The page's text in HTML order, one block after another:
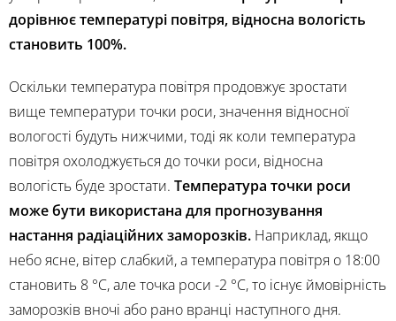
дорівнює температурі повітря, відносна вологість
становить 100%.
Оскільки температура повітря продовжує зростати
вище температури точки роси, значення відносної
вологості будуть нижчими, тоді як коли температура
повітря охолоджується до точки роси, відносна
вологість буде зростати. Температура точки роси
може бути використана для прогнозування
настання радіаційних заморозків. Наприклад, якщо
небо ясне, вітер слабкий, а температура повітря о 18:00
становить 8 °C, але точка роси -2 °C, то існує ймовірність
заморозків вночі або рано вранці наступного дня.